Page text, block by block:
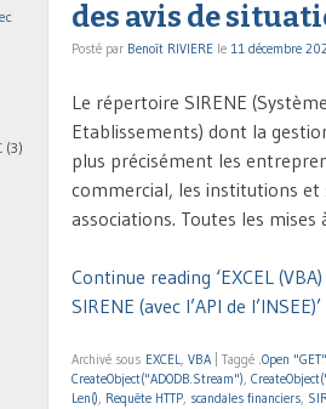
des avis de
Posté par Benoît RIVIERE le 11 décembre
Le répertoire SIRENE
Etablissements) dont la
plus précisément les
commercial, les institutions et
associations. Toutes les mises
Continue reading ‘EXCEL
SIRENE (avec l’API de l’INSEE)’
Archivé sous EXCEL, VBA Taggé .Open "GET"
CreateObject("ADODB.Stream"),
Len(), Requête HTTP, scandales financiers,
(3)